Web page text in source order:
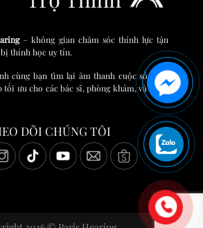
– không gian chăm sóc thính lực tận
thính học uy tín.
cùng bạn tìm lại âm thanh cuộc sống và
tối ưu cho các bác sĩ, phòng khám, và bệnh
DÕI CHÚNG TÔI